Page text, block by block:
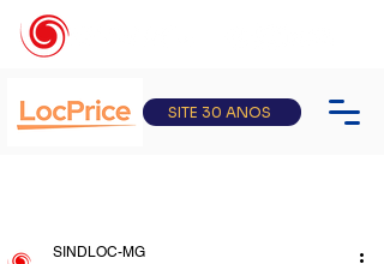
SITE 30 ANOS
SINDLOC-MG